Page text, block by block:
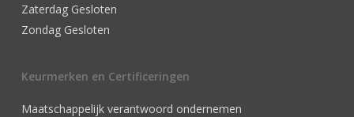
Zaterdag Gesloten
Zondag Gesloten
Keurmerken en Certificeringen
Maatschappelijk verantwoord ondernemen